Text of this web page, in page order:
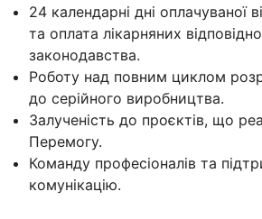
24 календарні дні оплачуваної
та оплата лікарняних
законодавства.
Роботу над повним циклом
до серійного виробництва.
Залученість до проєктів, що
Перемогу.
Команду професіоналів та
комунікацію.